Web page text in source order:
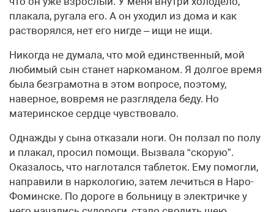
плакала, ругала его. А он уходил из дома и как
растворялся, нет его нигде – ищи не ищи.
Никогда не думала, что мой единственный, мой
любимый сын станет наркоманом. Я долгое время
была безграмотна в этом вопросе, поэтому,
наверное, вовремя не разглядела беду. Но
материнское сердце чувствовало.
Однажды у сына отказали ноги. Он ползал по полу
и плакал, просил помощи. Вызвала “скорую”.
Оказалось, что наглотался таблеток. Ему помогли,
направили в наркологию, затем лечиться в Наро-
Фоминске. По дороге в больницу в электричке у